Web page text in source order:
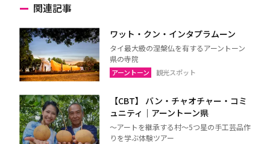
関連記事
ワット・クン・インタプラムーン
タイ最大級の涅槃仏を有するアーントーン
県の寺院
アーントーン 観光スポット
【CBT】 バン・チャオチャー・コミ
ュニティ｜アーントーン県
～アートを継承する村～5つ星の手工芸品作
りを学ぶ体験ツアー